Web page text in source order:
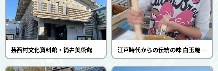
芸西村文化資料館・筒井美術館 江戸時代からの伝統の味 白玉糖（黒砂糖）炊き上げ体験（芸西村伝承館）